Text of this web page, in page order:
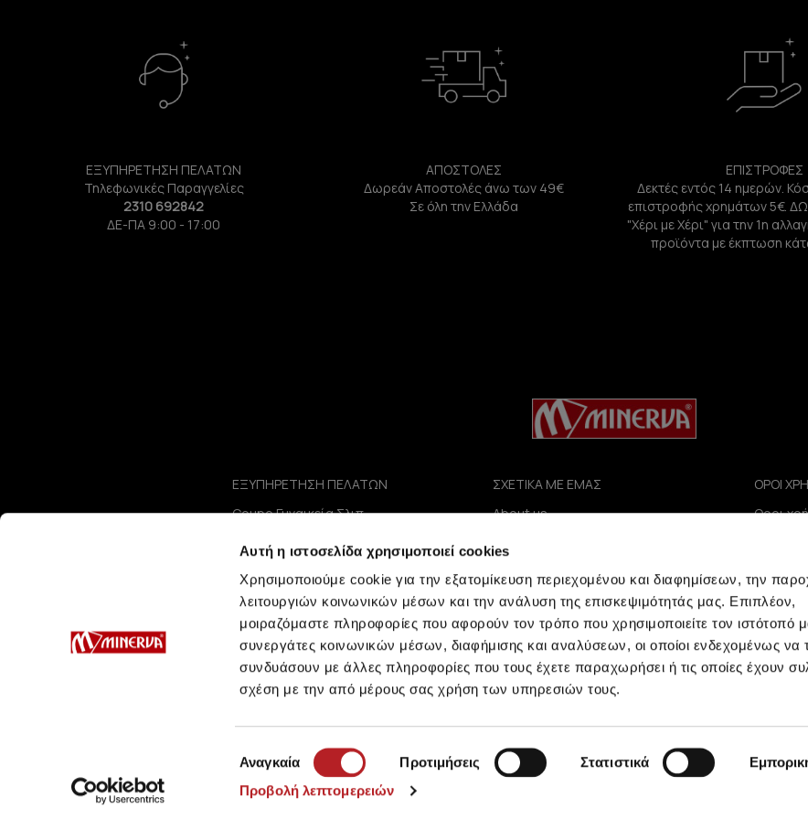
Αυτή η ιστοσελίδα χρησιμοποιεί cookies
Χρησιμοποιούμε cookie για την εξατομίκευση περιεχομένου και διαφημίσεων, την
λειτουργιών κοινωνικών μέσων και την ανάλυση της επισκεψιμότητάς μας. Επιπλέον,
μοιραζόμαστε πληροφορίες που αφορούν τον τρόπο που χρησιμοποιείτε τον ιστότοπό
συνεργάτες κοινωνικών μέσων, διαφήμισης και αναλύσεων, οι οποίοι ενδεχομένως να
συνδυάσουν με άλλες πληροφορίες που τους έχετε παραχωρήσει ή τις οποίες έχουν
σχέση με την από μέρους σας χρήση των υπηρεσιών τους.
συγκατάθεσης
Αναγκαία Προτιμήσεις Στατιστικά
Προβολή λεπτομερειών
ΕΞΥΠΗΡΕΤΗΣΗ ΠΕΛΑΤΩΝ
Τηλεφωνικές Παραγγελίες
2310 692842
ΔΕ-ΠΑ 9:00 - 17:00
ΑΠΟΣΤΟΛΕΣ
Δωρεάν Αποστολές άνω των 49€
Σε όλη την Ελλάδα
ΕΠΙΣΤΡΟΦΕΣ
Δεκτές εντός 14 ημερών.
επιστροφής χρημάτων 5€.
"Χέρι με Χέρι" για την 1η
προϊόντα με έκπτωση
ΕΞΥΠΗΡΕΤΗΣΗ ΠΕΛΑΤΩΝ
Coupe Γυναικεία Σλιπ
Coupe Μαγιό Σλιπ
Συμβουλές Φροντίδας
Μεγεθολόγιο
ΣΧΕΤΙΚΑ ΜΕ ΕΜΑΣ
About us
Επικοινωνία
B2B Portal
Επενδυτές (IR)
ΑΝΑΚΟΙΝΩΣΕΙΣ ΧΑΑ
Εταιρεία
ΟΡΟΙ
Οροι
Συχνές